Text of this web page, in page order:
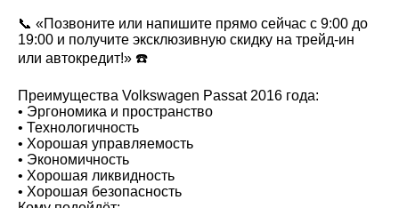
📞 «Позвоните или напишите прямо сейчас с 9:00 до
19:00 и получите эксклюзивную скидку на трейд-ин
или автокредит!» ☎️
Преимущества Volkswagen Passat 2016 года:
• Эргономика и пространство
• Технологичность
• Хорошая управляемость
• Экономичность
• Хорошая ликвидность
• Хорошая безопасность